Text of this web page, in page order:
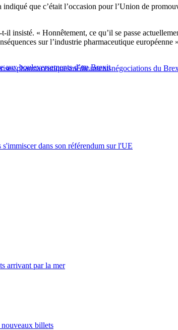
que c’était l’occasion pour l’Union de
insisté. « Honnêtement, ce qu’il se passe
sur l’industrie pharmaceutique européenne
aux bouleversements d’un Brexit
pharmaceutiquesmédicamentsnégociations du
dans son référendum sur l'UE
arrivant par la mer
nouveaux billets